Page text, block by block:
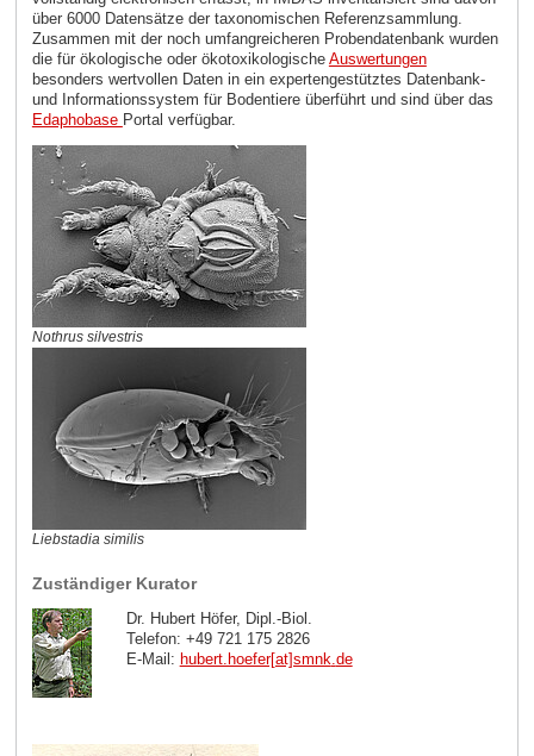
über 6000 Datensätze der taxonomischen Referenzsammlung.
Zusammen mit der noch umfangreicheren Probendatenbank wurden
die für ökologische oder ökotoxikologische Auswertungen
besonders wertvollen Daten in ein expertengestütztes Datenbank-
und Informationssystem für Bodentiere überführt und sind über das
Edaphobase Portal verfügbar.
Nothrus silvestris
Liebstadia similis
Zuständiger Kurator
Dr. Hubert Höfer, Dipl.-Biol.
Telefon: +49 721 175 2826
E-Mail: hubert.hoefer[at]smnk.de